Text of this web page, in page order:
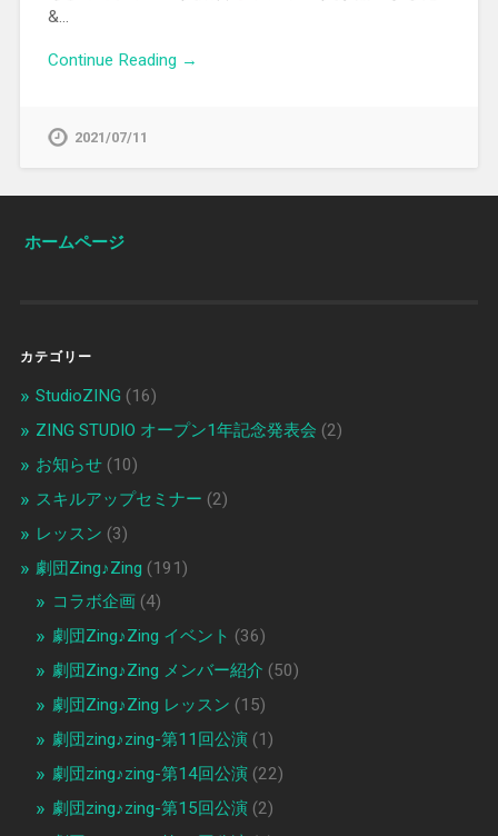
&…
Continue Reading →
2021/07/11
ホームページ
カテゴリー
StudioZING (16)
ZING STUDIO オープン1年記念発表会 (2)
お知らせ(10)
スキルアップセミナー (2)
レッスン (3)
劇団Zing♪Zing (191)
コラボ企画(4)
劇団Zing♪Zing イベント (36)
劇団Zing♪Zing メンバー紹介 (50)
劇団Zing♪Zing レッスン (15)
劇団zing♪zing-第11回公演(1)
劇団zing♪zing-第14回公演(22)
劇団zing♪zing-第15回公演(2)